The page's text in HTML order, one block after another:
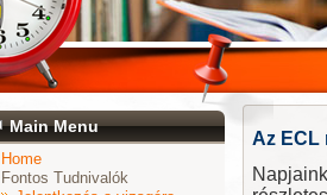
Main Menu
Home
Fontos Tudnivalók
Az ECL